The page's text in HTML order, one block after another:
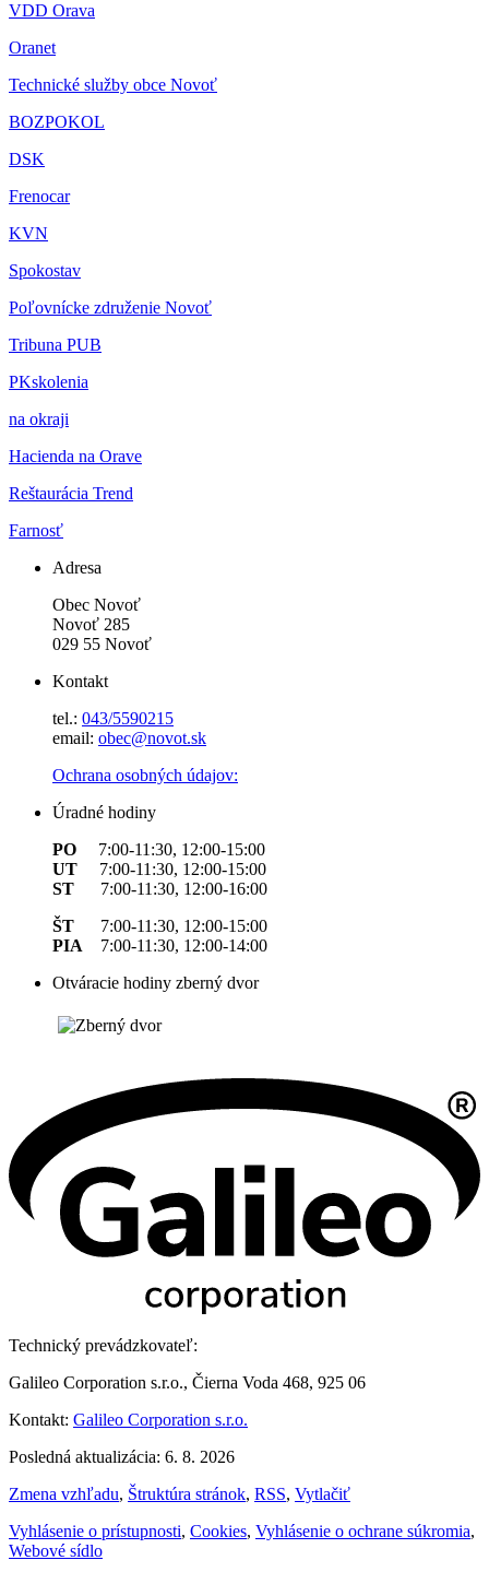
VDD Orava
Oranet
Technické služby obce Novoť
BOZPOKOL
DSK
Frenocar
KVN
Spokostav
Poľovnícke združenie Novoť
Tribuna PUB
PKskolenia
na okraji
Hacienda na Orave
Reštaurácia Trend
Farnosť
Adresa
Obec Novoť
Novoť 285
029 55 Novoť
Kontakt
tel.: 043/5590215
email: obec@novot.sk
Ochrana osobných údajov:
Úradné hodiny
PO 7:00-11:30, 12:00-15:00
UT 7:00-11:30, 12:00-15:00
ST 7:00-11:30, 12:00-16:00
ŠT 7:00-11:30, 12:00-15:00
PIA 7:00-11:30, 12:00-14:00
Otváracie hodiny zberný dvor
Technický prevádzkovateľ:
Galileo Corporation s.r.o., Čierna Voda 468, 925 06
Kontakt: Galileo Corporation s.r.o.
Posledná aktualizácia: 6. 8. 2026
Zmena vzhľadu, Štruktúra stránok, RSS, Vytlačiť
Vyhlásenie o prístupnosti, Cookies, Vyhlásenie o ochrane súkromia,
Webové sídlo